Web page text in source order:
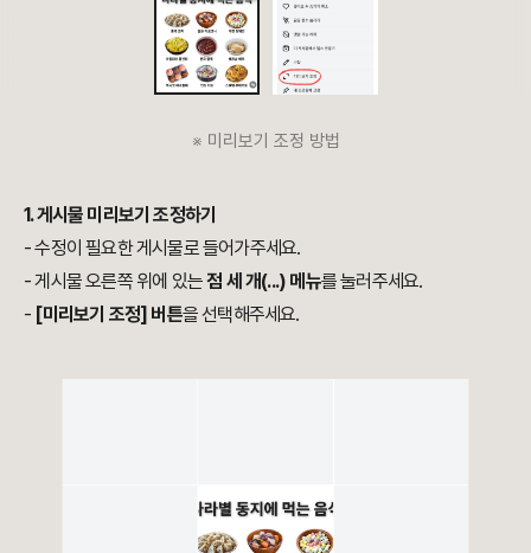
※ 미리보기 조정 방법
1. 게시물 미리보기 조정하기
- 수정이 필요한 게시물로 들어가주세요.
- 게시물 오른쪽 위에 있는점 세 개(...) 메뉴를 눌러주세요.
- [미리보기 조정] 버튼을 선택해주세요.